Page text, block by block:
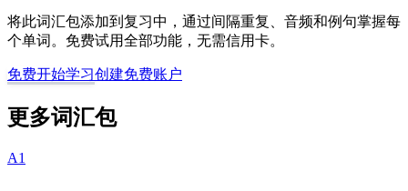
将此词汇包添加到复习中，通过间隔重复、音频和例句掌握每
个单词。免费试用全部功能，无需信用卡。
免费开始学习创建免费账户
更多词汇包
A1